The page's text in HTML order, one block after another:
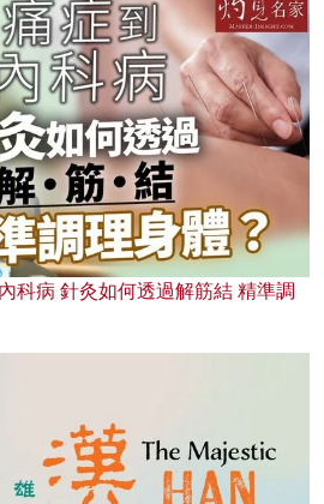
科病 針灸如何透過解筋結 精準調